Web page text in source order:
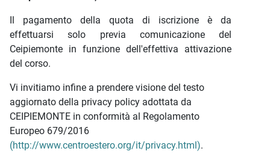
Il pagamento della quota di iscrizione è da
effettuarsi solo previa comunicazione del
Ceipiemonte in funzione dell'effettiva attivazione
del corso.
Vi invitiamo infine a prendere visione del testo
aggiornato della privacy policy adottata da
CEIPIEMONTE in conformità al Regolamento
Europeo 679/2016
(http://www.centroestero.org/it/privacy.html).